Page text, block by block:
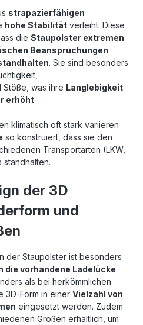
strapazierfähigen
hohe Stabilität verleiht. Diese
die Staupolster extremen
Beanspruchungen
. Sie sind besonders
was ihre Langlebigkeit
erhöht.
klimatisch oft stark variieren
so konstruiert, dass sie den
Transportarten (LKW,
standhalten.
der 3D
und
der Staupolster ist besonders
die vorhandene Ladelücke
als bei herkömmlichen
3D-Form in einer Vielzahl von
eingesetzt werden. Zudem
Größen erhältlich, um